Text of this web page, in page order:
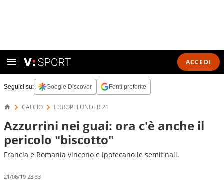
ACCEDI
Seguici su: Google Discover Fonti preferite
CALCIO EUROPEI UNDER 21
Azzurrini nei guai: ora c'è anche il
pericolo "biscotto"
Francia e Romania vincono e ipotecano le semifinali.
21/06/19 23:33